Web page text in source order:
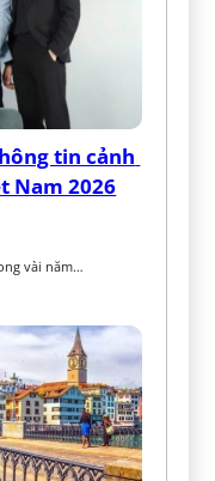
tin cảnh
Nam 2026
vài năm…